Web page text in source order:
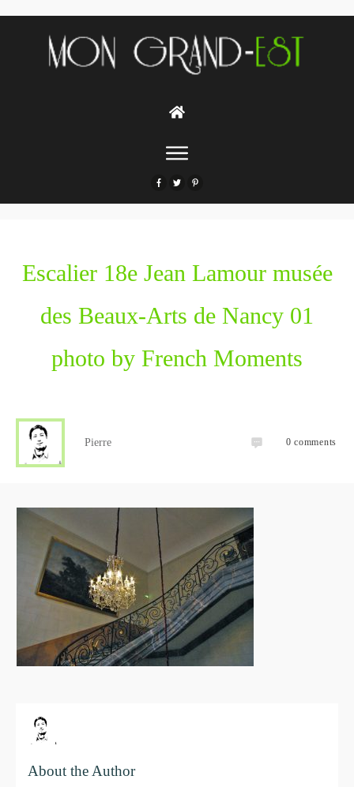
Escalier 18e Jean Lamour musée
des Beaux-Arts de Nancy 01
photo by French Moments
Pierre 0 comments
About the Author